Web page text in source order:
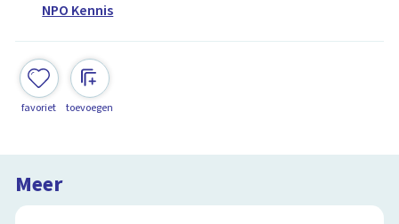
NPO Kennis
favoriet toevoegen
Meer